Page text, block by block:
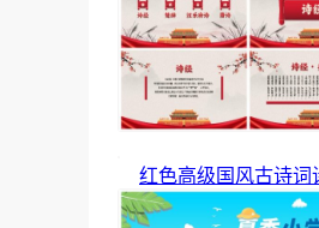
红色高级国风古诗